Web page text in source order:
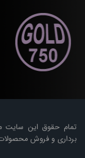
تمام حقوق این سایت
برداری و فروش محصولات